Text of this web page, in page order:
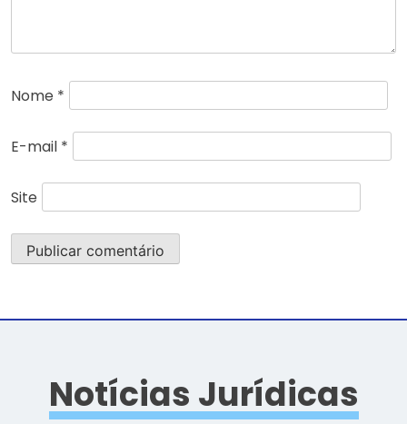
Nome *
E-mail *
Site
Notícias Jurídicas